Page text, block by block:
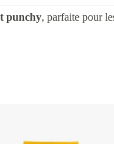
punchy, parfaite pour